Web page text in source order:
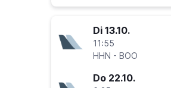
Di 13.10.
11:55
HHN - BOO
Do 22.10.